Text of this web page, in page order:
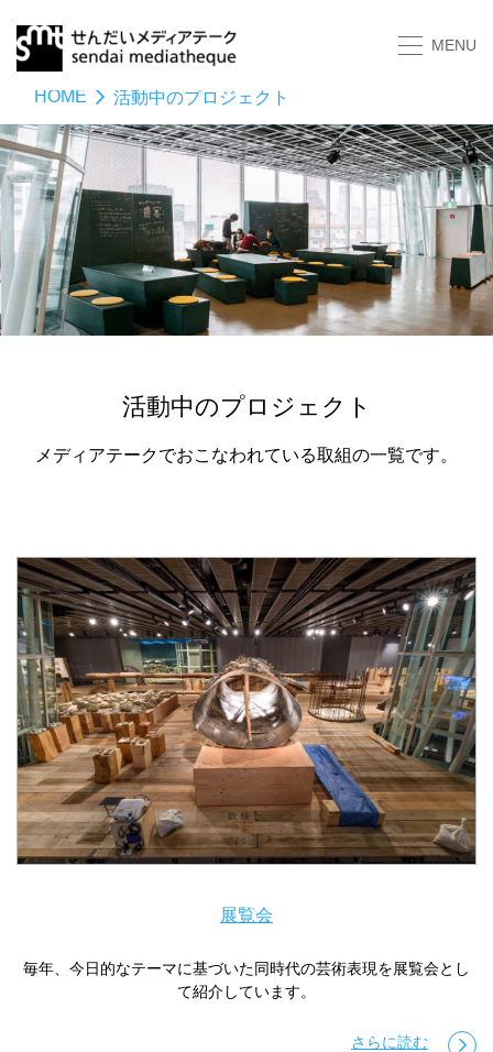
MENU
HOME 活動中のプロジェクト
活動中のプロジェクト
メディアテークでおこなわれている取組の一覧です。
展覧会
毎年、今日的なテーマに基づいた同時代の芸術表現を展覧会とし
て紹介しています。
さらに読む